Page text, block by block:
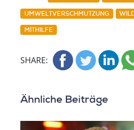
UMWELTVERSCHMUTZUNG
MITHILFE
SHARE:
Ähnliche Beiträge